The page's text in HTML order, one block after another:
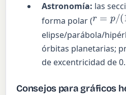
Astronomía: las
forma polar (
r=p/(1−
elipse/parábola/
órbitas planetarias;
de excentricidad de
Consejos para gráficos